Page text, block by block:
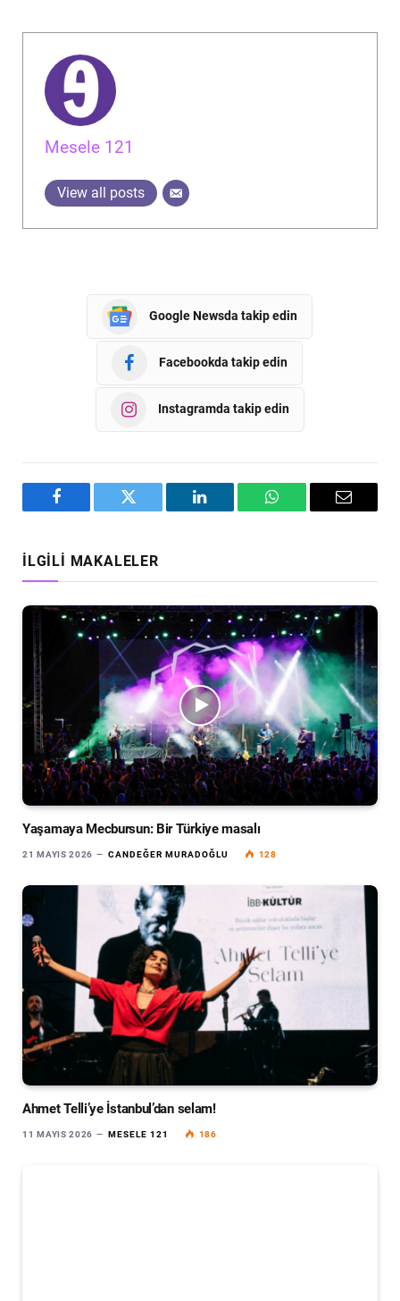
Mesele 121
View all posts
Google Newsda takip edin
Facebookda takip edin
Instagramda takip edin
Facebook Twitter LinkedIn WhatsAppEmail
İLGILI MAKALELER
Yaşamaya Mecbursun: Bir Türkiye masalı
21 MAYIS 2026 CANDEĞER MURADOĞLU 128
Ahmet Telli’ye İstanbul’dan selam!
11 MAYIS 2026 MESELE 121 186